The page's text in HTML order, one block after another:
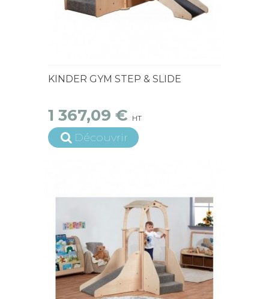
KINDER GYM STEP & SLIDE
1 367,09 € HT
Découvrir